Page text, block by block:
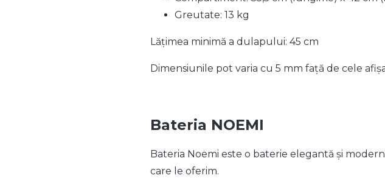
Greutate: 13 kg
Lățimea minimă a dulapului: 45 cm
Dimensiunile pot varia cu 5 mm față de cele
Bateria NOEMI
Bateria Noemi este o baterie elegantă și
care le oferim.